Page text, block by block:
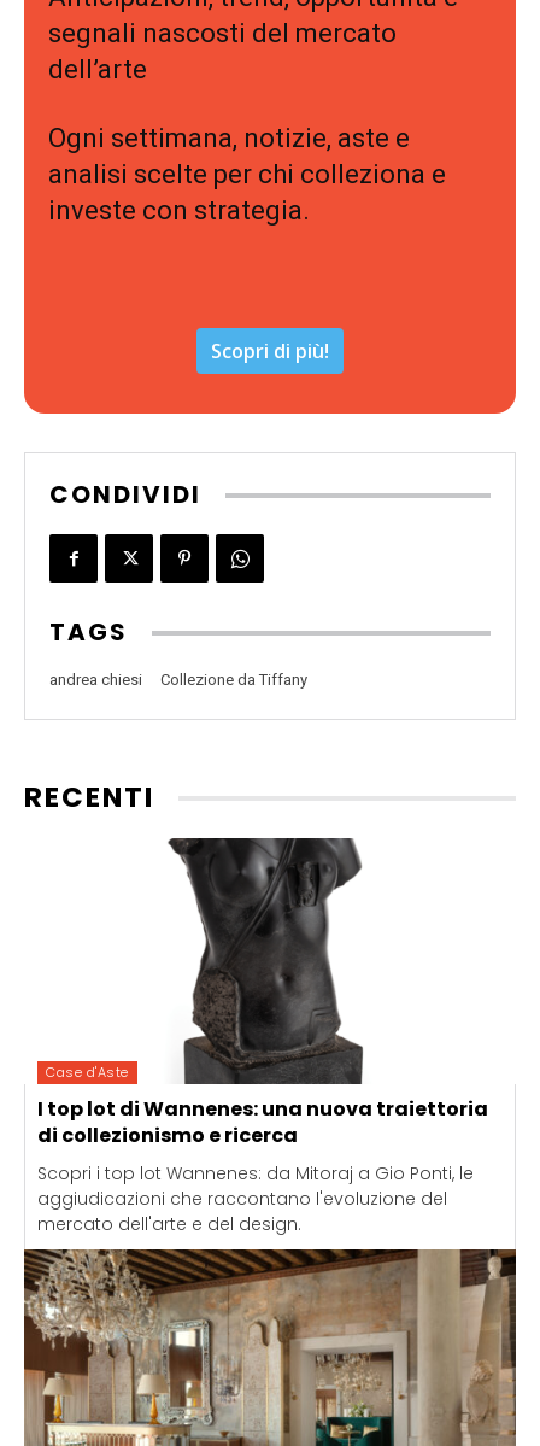
segnali nascosti del mercato
dell’arte
Ogni settimana, notizie, aste e
analisi scelte per chi colleziona e
investe con strategia.
Scopri di più!
CONDIVIDI
TAGS
andrea chiesi Collezione da Tiffany
RECENTI
Case d'Aste
I top lot di Wannenes: una nuova traiettoria
di collezionismo e ricerca
Scopri i top lot Wannenes: da Mitoraj a Gio Ponti, le
aggiudicazioni che raccontano l'evoluzione del
mercato dell'arte e del design.